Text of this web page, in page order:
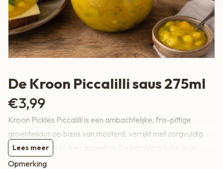
De Kroon Piccalilli saus 275ml
€3,99
Kroon Pickles Piccalilli is een ambachtelijke, fris-pittige
groentesaus op basis van mosterd, verrijkt met zorgvuldig
geselecteerde stukjes groenten. De karakteristieke gele
kleur, knapperige textuur en lichtzure smaak maken deze
Lees meer
Opmerking